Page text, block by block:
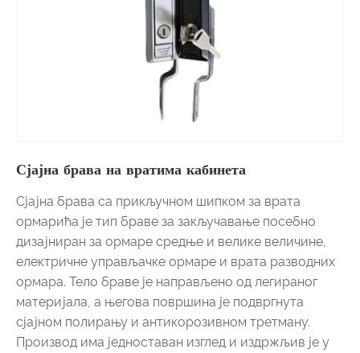
Сјајна брава на вратима кабинета
Сјајна брава са прикључном шипком за врата
ормарића је тип браве за закључавање посебно
дизајниран за ормаре средње и велике величине,
електричне управљачке ормаре и врата разводних
ормара. Тело браве је направљено од легираног
материјала, а његова површина је подвргнута
сјајном полирању и антикорозивном третману.
Производ има једноставан изглед и издржљив је у